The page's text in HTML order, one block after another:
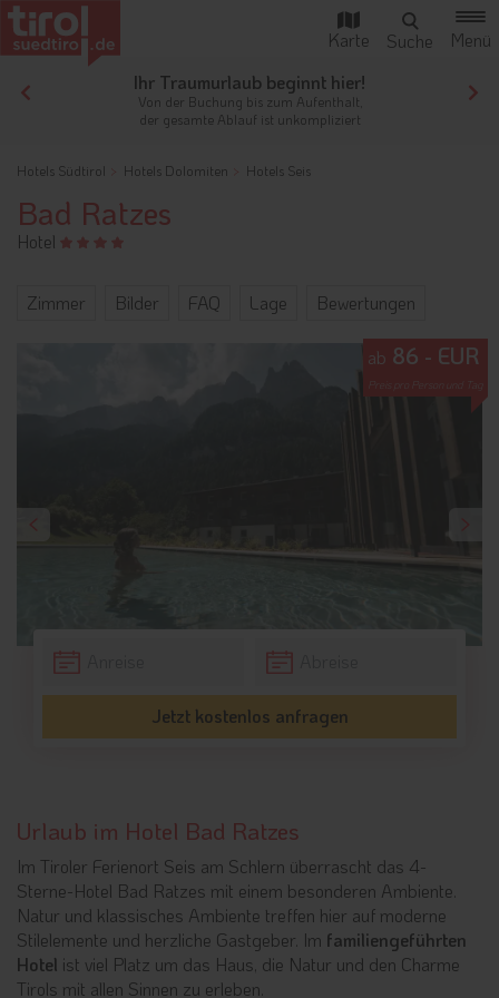
Ihr Traumurlaub beginnt hier!
Von der Buchung bis zum Aufenthalt,
der gesamte Ablauf ist unkompliziert
Hotels Südtirol Hotels Dolomiten Hotels Seis
Bad Ratzes
Hotel
Zimmer Bilder FAQ Lage Bewertungen
ab 86 - EUR
Jetzt kostenlos anfragen
Urlaub im Hotel Bad Ratzes
Im Tiroler Ferienort Seis am Schlern überrascht das 4-
Sterne-Hotel Bad Ratzes mit einem besonderen Ambiente.
Natur und klassisches Ambiente treffen hier auf moderne
Stilelemente und herzliche Gastgeber. Im familiengeführten
Hotel ist viel Platz um das Haus, die Natur und den Charme
Tirols mit allen Sinnen zu erleben.